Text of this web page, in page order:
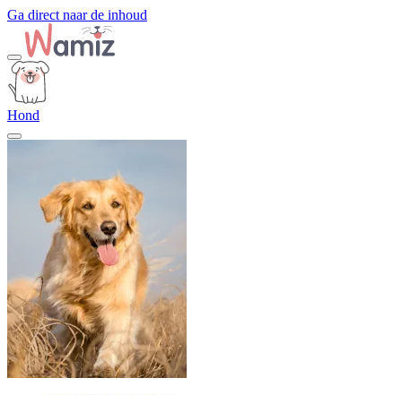
Ga direct naar de inhoud
Hond